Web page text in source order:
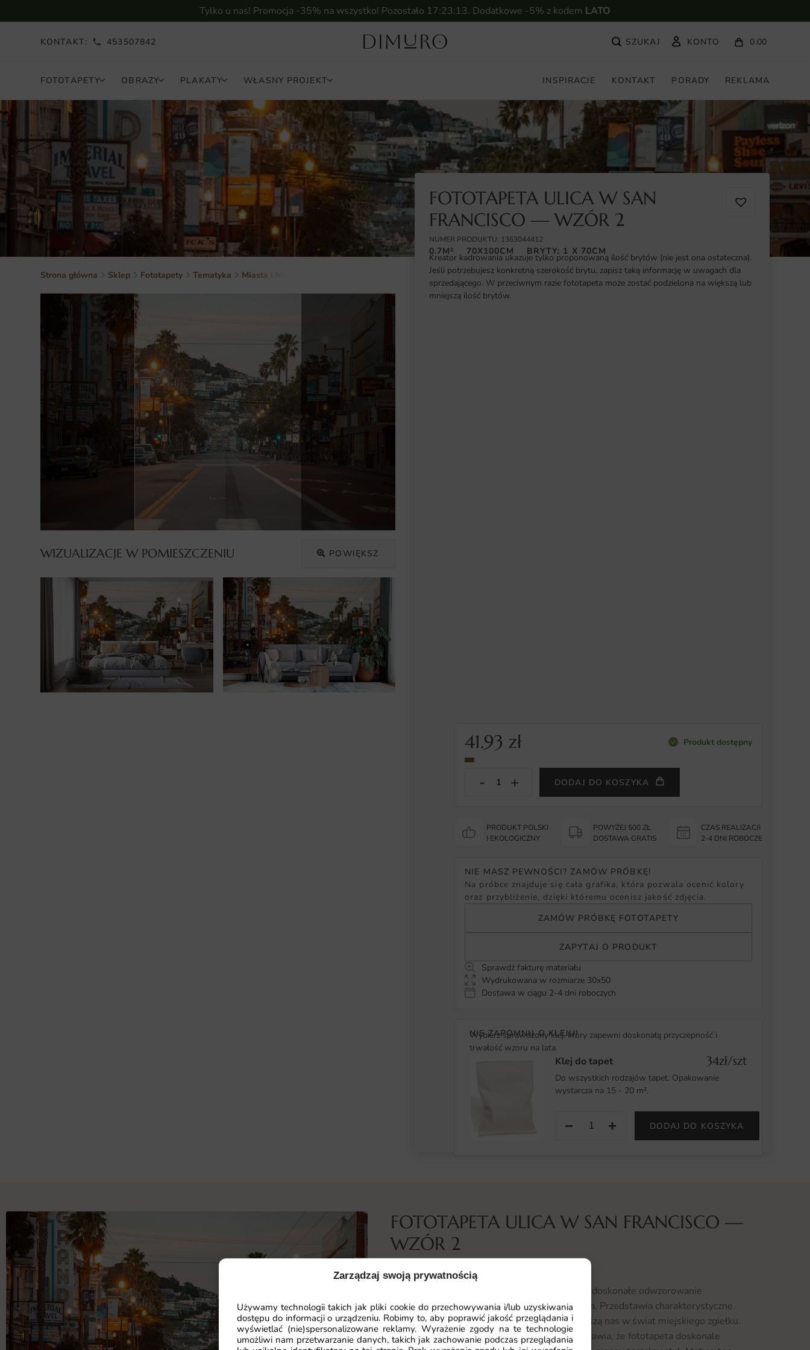
Zarządzaj swoją prywatnością
Używamy technologii takich jak pliki cookie do przechowywania i/lub uzyskiwania
dostępu do informacji o urządzeniu. Robimy to, aby poprawić jakość przeglądania i
wyświetlać (nie)spersonalizowane reklamy. Wyrażenie zgody na te technologie
umożliwi nam przetwarzanie danych, takich jak zachowanie podczas przeglądania
Tylko u nas! Promocja -35% na wszystko! Pozostało 17:23:12. Dodatkowe -5% z kodem LATO
KONTAKT: 453507842 KONTO 0.00
FOTOTAPETY OBRAZY PLAKATY WŁASNY PROJEKT INSPIRACJE KONTAKT PORADY REKLAMA
Strona główna Sklep Fototapety Tematyka Miasta i Miejscowości Fototapeta Ulica w San Francisco
WIZUALIZACJE W POMIESZCZENIU POWIĘKSZ
FOTOTAPETA ULICA W SAN
FRANCISCO — WZÓR 2
NUMER PRODUKTU: 1363044412
0.7M² 70X100CM BRYTY: 1 X 70CM
Kreator kadrowania ukazuje tylko proponowaną ilość brytów (nie jest ona ostateczna).
Jeśli potrzebujesz konkretną szerokość brytu, zapisz taką informację w uwagach dla
sprzedającego. W przeciwnym razie fototapeta może zostać podzielona na większą lub
mniejszą ilość brytów.
41.93zł Produkt dostępny
DODAJ DO KOSZYKA
PRODUKT POLSKI
I EKOLOGICZNY
POWYŻEJ 500 ZŁ
DOSTAWA GRATIS
CZAS REALIZACJI
2-4 DNI ROBOCZE
NIE MASZ PEWNOŚCI? ZAMÓW PRÓBKĘ!
Na próbce znajduje się cała grafika, która pozwala ocenić kolory
oraz przybliżenie, dzięki któremu ocenisz jakość zdjęcia.
ZAMÓW PRÓBKĘ FOTOTAPETY
ZAPYTAJ O PRODUKT
Sprawdź fakturę materiału
Wydrukowana w rozmiarze 30x50
Dostawa w ciągu 2-4 dni roboczych
NIE ZAPOMNIJ O KLEJU!
Wybierz sprawdzony klej, który zapewni doskonałą przyczepność i
trwałość wzoru na lata.
Klej do tapet 34zł/szt
Do wszystkich rodzajów tapet. Opakowanie
wystarcza na 15 - 20 m².
− + DODAJ DO KOSZYKA
FOTOTAPETA ULICA W SAN FRANCISCO —
WZÓR 2
Co przedstawia ta fototapeta
Fototapeta Ulica w San Francisco — wzór 2 to doskonałe odwzorowanie
klimatycznych ulic tego amerykańskiego miasta. Przedstawia charakterystyczne
budynki i malownicze krajobrazy, które przenoszą nas w świat miejskiego zgiełku.
Czarno-biała kolorystyka dodaje elegancji i sprawia, że fototapeta doskonale